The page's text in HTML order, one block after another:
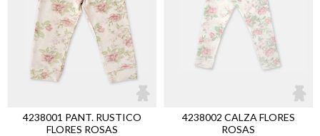
4238001 PANT. RUSTICO
FLORES ROSAS
4238002 CALZA FLORES
ROSAS